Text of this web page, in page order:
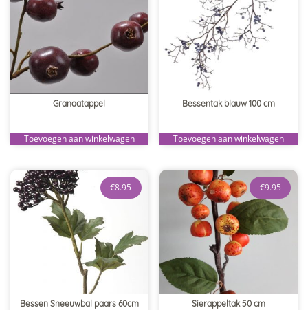
Granaatappel
Toevoegen aan winkelwagen
Bessentak blauw 100 cm
Toevoegen aan winkelwagen
Bessen Sneeuwbal paars 60cm
€8.95
Sierappeltak 50 cm
€9.95